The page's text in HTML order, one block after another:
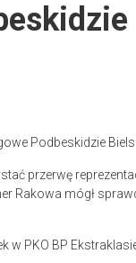
Podbeskidzie
przerwę
Rakowa mógł
PKO BP